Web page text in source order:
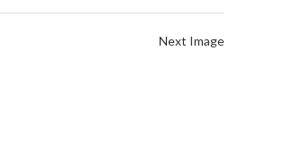
Next Image